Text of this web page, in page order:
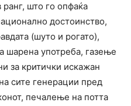
ранг, што го опфаќа
достоинство,
(шуто и рогато),
шарена употреба, газење
за критички искажан
сите генерации пред
печалење на потта